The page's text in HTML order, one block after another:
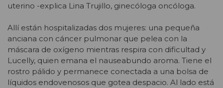
uterino -explica Lina Trujillo, ginecóloga oncóloga.
Allí están hospitalizadas dos mujeres: una pequeña
anciana con cáncer pulmonar que pelea con la
máscara de oxígeno mientras respira con dificultad y
Lucelly, quien emana el nauseabundo aroma. Tiene el
rostro pálido y permanece conectada a una bolsa de
líquidos endovenosos que gotea despacio. Al lado está